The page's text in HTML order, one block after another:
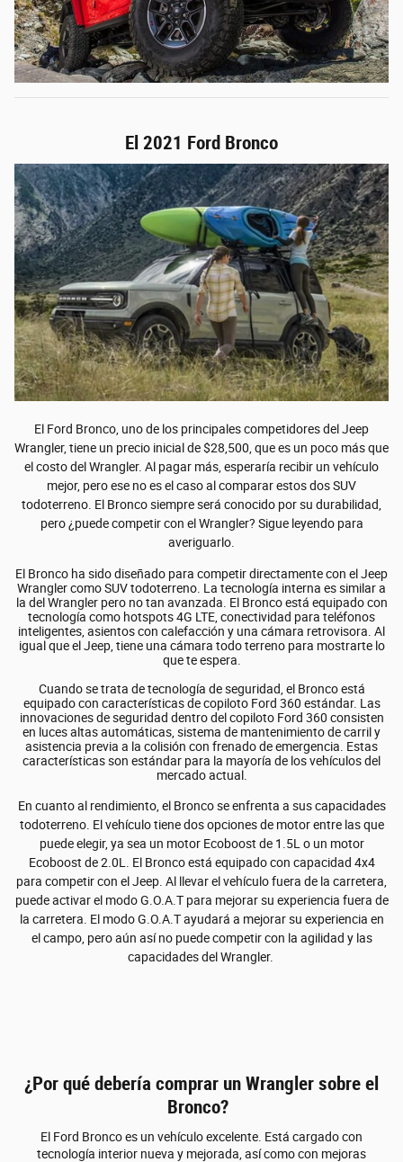
El 2021 Ford Bronco
El Ford Bronco, uno de los principales competidores del Jeep
Wrangler, tiene un precio inicial de $28,500, que es un poco más que
el costo del Wrangler. Al pagar más, esperaría recibir un vehículo
mejor, pero ese no es el caso al comparar estos dos SUV
todoterreno. El Bronco siempre será conocido por su durabilidad,
pero ¿puede competir con el Wrangler? Sigue leyendo para
averiguarlo.
El Bronco ha sido diseñado para competir directamente con el Jeep
Wrangler como SUV todoterreno. La tecnología interna es similar a
la del Wrangler pero no tan avanzada. El Bronco está equipado con
tecnología como hotspots 4G LTE, conectividad para teléfonos
inteligentes, asientos con calefacción y una cámara retrovisora. Al
igual que el Jeep, tiene una cámara todo terreno para mostrarte lo
que te espera.
Cuando se trata de tecnología de seguridad, el Bronco está
equipado con características de copiloto Ford 360 estándar. Las
innovaciones de seguridad dentro del copiloto Ford 360 consisten
en luces altas automáticas, sistema de mantenimiento de carril y
asistencia previa a la colisión con frenado de emergencia. Estas
características son estándar para la mayoría de los vehículos del
mercado actual.
En cuanto al rendimiento, el Bronco se enfrenta a sus capacidades
todoterreno. El vehículo tiene dos opciones de motor entre las que
puede elegir, ya sea un motor Ecoboost de 1.5L o un motor
Ecoboost de 2.0L. El Bronco está equipado con capacidad 4x4
para competir con el Jeep. Al llevar el vehículo fuera de la carretera,
puede activar el modo G.O.A.T para mejorar su experiencia fuera de
la carretera. El modo G.O.A.T ayudará a mejorar su experiencia en
el campo, pero aún así no puede competir con la agilidad y las
capacidades del Wrangler.
¿Por qué debería comprar un Wrangler sobre el
Bronco?
El Ford Bronco es un vehículo excelente. Está cargado con
tecnología interior nueva y mejorada, así como con mejoras